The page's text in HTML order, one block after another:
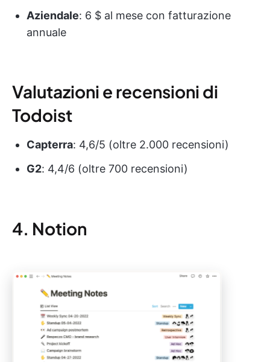
Aziendale: 6 $ al mese con fatturazione
annuale
Valutazioni e recensioni di
Todoist
Capterra: 4,6/5 (oltre 2.000 recensioni)
G2: 4,4/6 (oltre 700 recensioni)
4. Notion